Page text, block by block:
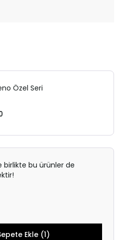
Özel Seri
birlikte bu ürünler de
Ekle (1)